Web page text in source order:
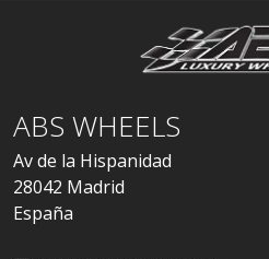
ABS WHEELS
Av de la Hispanidad
28042 Madrid
España